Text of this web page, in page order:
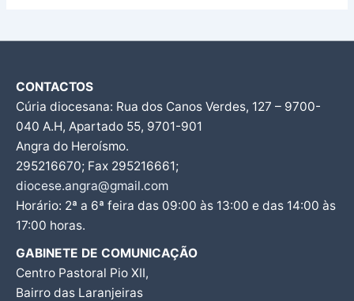
CONTACTOS
Cúria diocesana: Rua dos Canos Verdes, 127 – 9700-
040 A.H, Apartado 55, 9701-901
Angra do Heroísmo.
295216670; Fax 295216661;
diocese.angra@gmail.com
Horário: 2ª a 6ª feira das 09:00 às 13:00 e das 14:00 às
17:00 horas.
GABINETE DE COMUNICAÇÃO
Centro Pastoral Pio XII,
Bairro das Laranjeiras